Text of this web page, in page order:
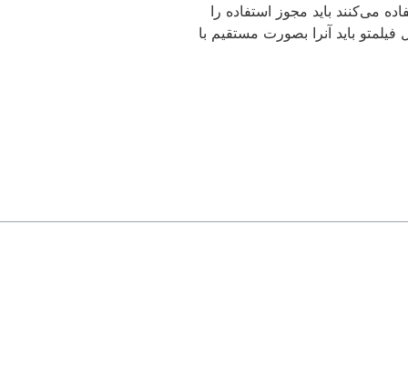
می‌کنند باید مجوز استفاده را
باید آنرا بصورت مستقیم با